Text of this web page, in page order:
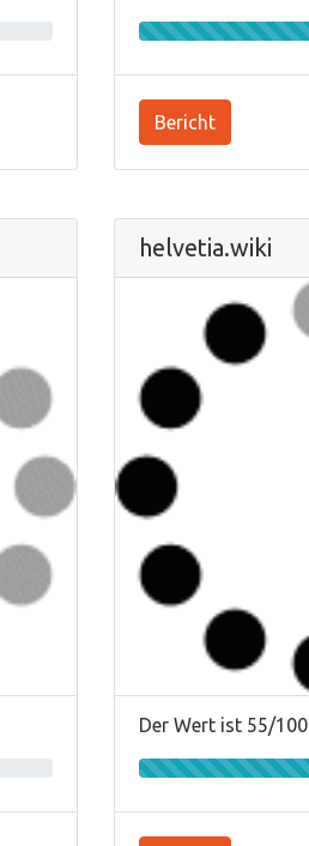
Bericht
helvetia.wiki
Der Wert ist 55/100